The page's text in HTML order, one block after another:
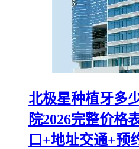
北极星种植牙多
院2026完整价格
口+地址交通+预